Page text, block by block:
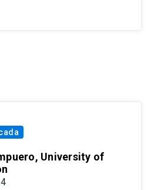
University of